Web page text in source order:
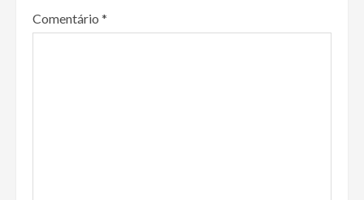
Comentário *